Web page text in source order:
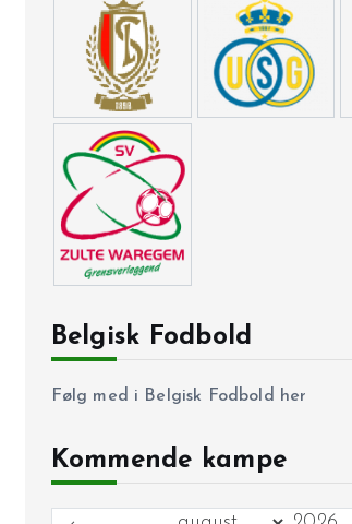
Belgisk Fodbold
Følg med i Belgisk Fodbold her
Kommende kampe